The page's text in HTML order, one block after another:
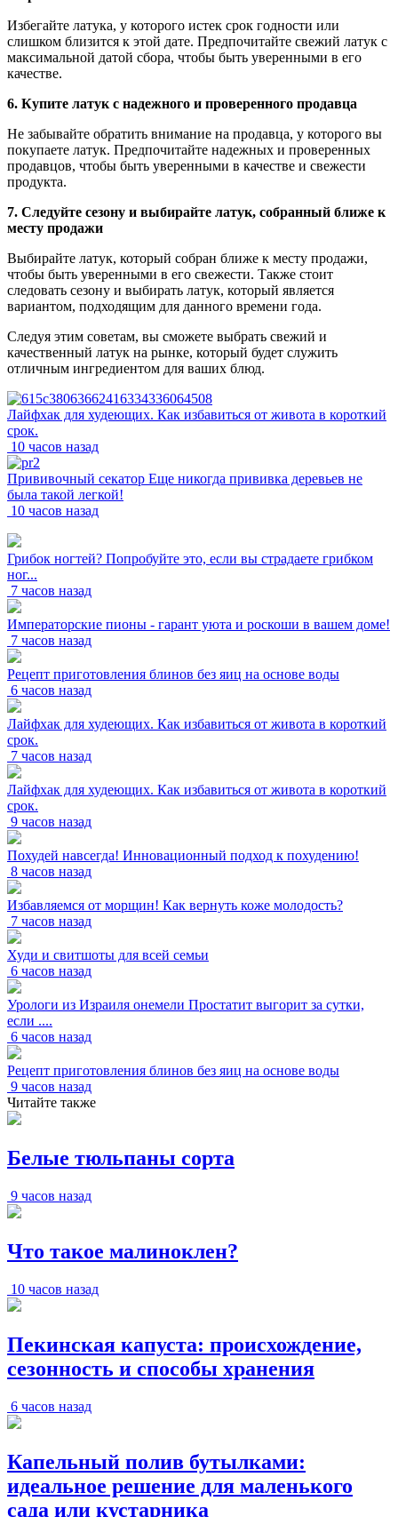
Избегайте латука, у которого истек срок годности или
слишком близится к этой дате. Предпочитайте свежий латук с
максимальной датой сбора, чтобы быть уверенными в его
качестве.
6. Купите латук с надежного и проверенного продавца
Не забывайте обратить внимание на продавца, у которого вы
покупаете латук. Предпочитайте надежных и проверенных
продавцов, чтобы быть уверенными в качестве и свежести
продукта.
7. Следуйте сезону и выбирайте латук, собранный ближе к
месту продажи
Выбирайте латук, который собран ближе к месту продажи,
чтобы быть уверенными в его свежести. Также стоит
следовать сезону и выбирать латук, который является
вариантом, подходящим для данного времени года.
Следуя этим советам, вы сможете выбрать свежий и
качественный латук на рынке, который будет служить
отличным ингредиентом для ваших блюд.
Лайфхак для худеющих. Как избавиться от живота в короткий
срок.
10 часов назад
Прививочный секатор Еще никогда прививка деревьев не
была такой легкой!
10 часов назад
Грибок ногтей? Попробуйте это, если вы страдаете грибком
ног...
7 часов назад
Императорские пионы - гарант уюта и роскоши в вашем доме!
7 часов назад
Рецепт приготовления блинов без яиц на основе воды
6 часов назад
Лайфхак для худеющих. Как избавиться от живота в короткий
срок.
7 часов назад
Лайфхак для худеющих. Как избавиться от живота в короткий
срок.
9 часов назад
Похудей навсегда! Инновационный подход к похудению!
8 часов назад
Избавляемся от морщин! Как вернуть коже молодость?
7 часов назад
Худи и свитшоты для всей семьи
6 часов назад
Урологи из Израиля онемели Простатит выгорит за сутки,
если ....
6 часов назад
Рецепт приготовления блинов без яиц на основе воды
9 часов назад
Читайте также
Белые тюльпаны сорта
9 часов назад
Что такое малиноклен?
10 часов назад
Пекинская капуста: происхождение,
сезонность и способы хранения
6 часов назад
Капельный полив бутылками:
идеальное решение для маленького
сада или кустарника